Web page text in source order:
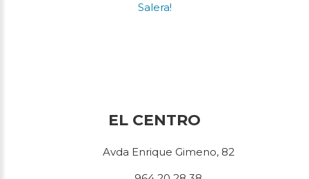
Salera!
EL CENTRO
Avda Enrique Gimeno, 82